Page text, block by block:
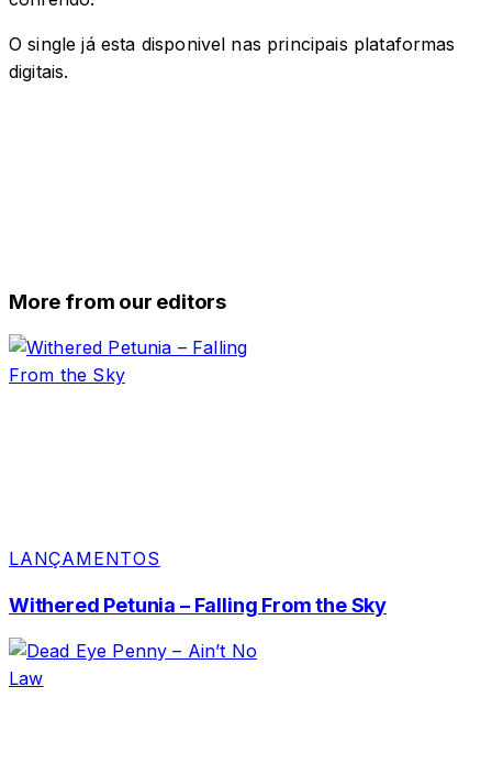
O single já esta disponivel nas principais plataformas
digitais.
More from our editors
LANÇAMENTOS
Withered Petunia – Falling From the Sky